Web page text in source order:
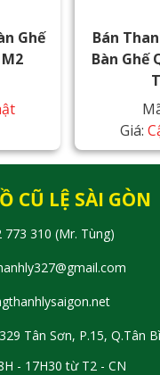
Ghế
Bán
Bàn Ghế
Giá:
CŨ LỆ SÀI GÒN
773 310 (Mr. Tùng)
Tân Sơn, P.15, Q.Tân
- 17H30 từ T2 - CN